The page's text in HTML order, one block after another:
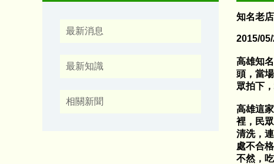
最新消息
最新知識
相關新聞
知名老
2015/
高雄知
頭，當
眾拍下
高雄這
裡，民
清洗，
處不合
不然，